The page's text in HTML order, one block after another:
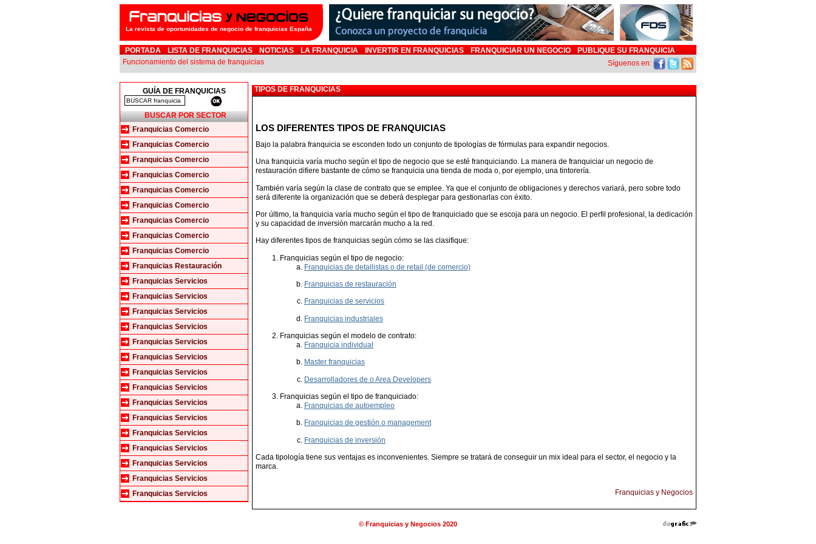
La revista de oportunidades de negocio de franquicias España
PORTADA LISTA DE FRANQUICIAS NOTICIAS LA FRANQUICIA INVERTIR EN FRANQUICIAS FRANQUICIAR UN NEGOCIO
PUBLIQUE SU FRANQUICIA
Funcionamiento del sistema de franquicias
Síguenos en:
GUÍA DE FRANQUICIAS
BUSCAR POR SECTOR
Franquicias Comercio
Franquicias Comercio
Franquicias Comercio
Franquicias Comercio
Franquicias Comercio
Franquicias Comercio
Franquicias Comercio
Franquicias Comercio
Franquicias Comercio
Franquicias Restauración
Franquicias Servicios
Franquicias Servicios
Franquicias Servicios
Franquicias Servicios
Franquicias Servicios
Franquicias Servicios
Franquicias Servicios
Franquicias Servicios
Franquicias Servicios
Franquicias Servicios
Franquicias Servicios
Franquicias Servicios
Franquicias Servicios
Franquicias Servicios
Franquicias Servicios
TIPOS DE FRANQUICIAS
LOS DIFERENTES TIPOS DE FRANQUICIAS
Bajo la palabra franquicia se esconden todo un conjunto de tipologías de fórmulas para expandir negocios.
Una franquicia varía mucho según el tipo de negocio que se esté franquiciando. La manera de franquiciar un negocio de
restauración difiere bastante de cómo se franquicia una tienda de moda o, por ejemplo, una tintorería.
También varía según la clase de contrato que se emplee. Ya que el conjunto de obligaciones y derechos variará, pero sobre todo
será diferente la organización que se deberá desplegar para gestionarlas con éxito.
Por último, la franquicia varía mucho según el tipo de franquiciado que se escoja para un negocio. El perfil profesional, la dedicación
y su capacidad de inversión marcarán mucho a la red.
Hay diferentes tipos de franquicias según cómo se las clasifique:
Franquicias según el tipo de negocio:
Franquicias de detallistas o de retail (de comercio)
Franquicias de restauración
Franquicias de servicios
Franquicias industriales
Franquicias según el modelo de contrato:
Franquicia individual
Master franquicias
Desarrolladores de o Area Developers
Franquicias según el tipo de franquiciado:
Franquicias de autoempleo
Franquicias de gestión o management
Franquicias de inversión
Cada tipología tiene sus ventajas es inconvenientes. Siempre se tratará de conseguir un mix ideal para el sector, el negocio y la
marca.
Franquicias y Negocios
© Franquicias y Negocios 2020